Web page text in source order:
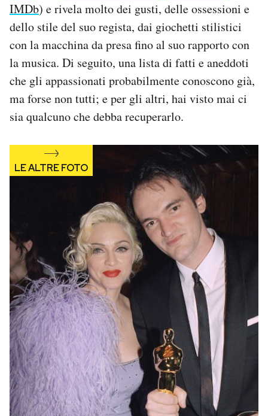
IMDb) e rivela molto dei gusti, delle ossessioni e
dello stile del suo regista, dai giochetti stilistici
con la macchina da presa fino al suo rapporto con
la musica. Di seguito, una lista di fatti e aneddoti
che gli appassionati probabilmente conoscono già,
ma forse non tutti; e per gli altri, hai visto mai ci
sia qualcuno che debba recuperarlo.